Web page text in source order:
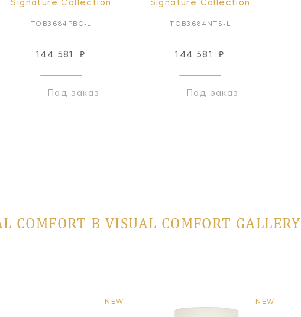
Signature Collection
TOB3684PBC-L
144 581 ₽
Под заказ
Signature Collection
TOB3684NTS-L
144 581 ₽
Под заказ
COMFORT В VISUAL COMFORT GALLERY
NEW NEW